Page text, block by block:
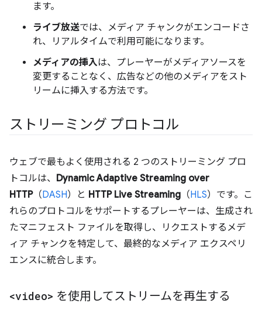
ます。
ライブ放送では、メディア チャンクがエンコードさ
れ、リアルタイムで利用可能になります。
メディアの挿入は、プレーヤーがメディアソースを
変更することなく、広告などの他のメディアをスト
リームに挿入する方法です。
ストリーミング プロトコル
ウェブで最もよく使用される 2 つのストリーミング プロ
トコルは、 Dynamic Adaptive Streaming over
HTTP（DASH）と HTTP Live Streaming （HLS）です。こ
れらのプロトコルをサポートするプレーヤーは、生成され
たマニフェスト ファイルを取得し、リクエストするメデ
ィア チャンクを特定して、最終的なメディア エクスペリ
エンスに統合します。
<video> を使用してストリームを再生する